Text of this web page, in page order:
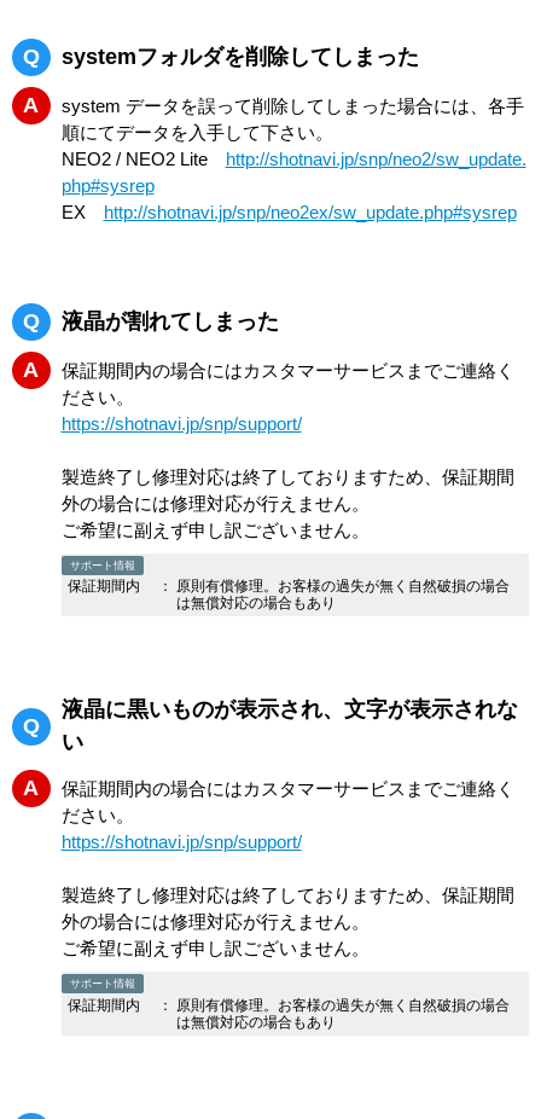
Q
systemフォルダを削除してしまった
A
system データを誤って削除してしまった場合には、各手
順にてデータを入手して下さい。
NEO2 / NEO2 Lite http://shotnavi.jp/snp/neo2/sw_update.
php#sysrep
EX http://shotnavi.jp/snp/neo2ex/sw_update.php#sysrep
Q
液晶が割れてしまった
A
保証期間内の場合にはカスタマーサービスまでご連絡く
ださい。
https://shotnavi.jp/snp/support/
製造終了し修理対応は終了しておりますため、保証期間
外の場合には修理対応が行えません。
ご希望に副えず申し訳ございません。
サポート情報
保証期間内 ：
原則有償修理。お客様の過失が無く自然破損の場合
は無償対応の場合もあり
Q
液晶に黒いものが表示され、文字が表示されな
い
A
保証期間内の場合にはカスタマーサービスまでご連絡く
ださい。
https://shotnavi.jp/snp/support/
製造終了し修理対応は終了しておりますため、保証期間
外の場合には修理対応が行えません。
ご希望に副えず申し訳ございません。
サポート情報
保証期間内 ：
原則有償修理。お客様の過失が無く自然破損の場合
は無償対応の場合もあり